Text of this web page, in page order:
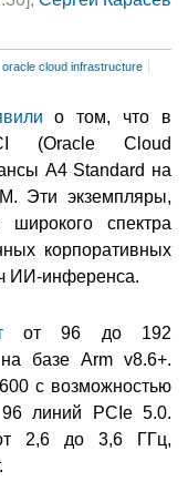
oracle cloud infrastructure
о том, что в
(Oracle Cloud
A4 Standard на
Эти экземпляры,
широкого спектра
корпоративных
ИИ-инференса.
от 96 до 192
базе Arm v8.6+.
с возможностью
линий PCIe 5.0.
от 2,6 до 3,6 ГГц,